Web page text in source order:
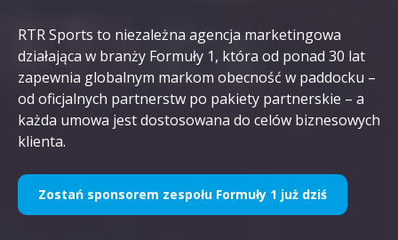
RTR Sports to niezależna agencja marketingowa
działająca w branży Formuły 1, która od ponad 30 lat
zapewnia globalnym markom obecność w paddocku –
od oficjalnych partnerstw po pakiety partnerskie – a
każda umowa jest dostosowana do celów biznesowych
klienta.
Zostań sponsorem zespołu Formuły 1 już dziś